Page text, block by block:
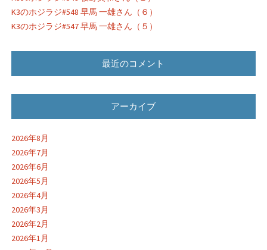
K3のホジラジ#548 早馬 一雄さん（６）
K3のホジラジ#547 早馬 一雄さん（５）
最近のコメント
アーカイブ
2026年8月
2026年7月
2026年6月
2026年5月
2026年4月
2026年3月
2026年2月
2026年1月